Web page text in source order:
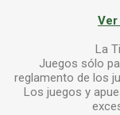
La
Juegos sólo
reglamento de los
Los juegos y